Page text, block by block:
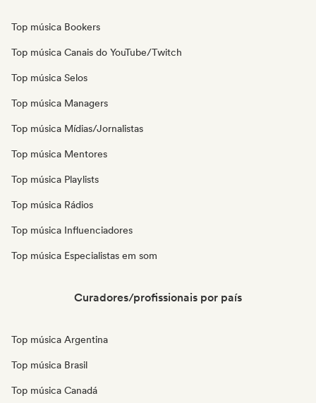
Top música Bookers
Top música Canais do YouTube/Twitch
Top música Selos
Top música Managers
Top música Mídias/Jornalistas
Top música Mentores
Top música Playlists
Top música Rádios
Top música Influenciadores
Top música Especialistas em som
Curadores/profissionais por país
Top música Argentina
Top música Brasil
Top música Canadá